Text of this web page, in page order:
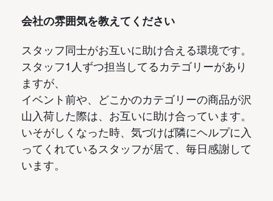
会社の雰囲気を教えてください
スタッフ同士がお互いに助け合える環境です。
スタッフ1人ずつ担当してるカテゴリーがあり
ますが、
イベント前や、どこかのカテゴリーの商品が沢
山入荷した際は、お互いに助け合っています。
いそがしくなった時、気づけば隣にヘルプに入
ってくれているスタッフが居て、毎日感謝して
います。